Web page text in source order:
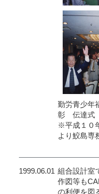
勤労青少年
彰 伝達式
※平成１０
より鮫島専
1999.06.01 組合設計室
作図等も
の利便を図